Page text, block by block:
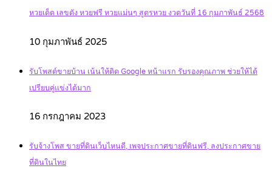
หวยเด็ด เลขดัง หวยฟรี หวยแม่นๆ สูตรหวย งวดวันที่ 16 กุมภาพันธ์ 2568
10 กุมภาพันธ์ 2025
รับโพสต์ขายบ้าน เน้นให้ติด Google หน้าแรก รับรองคุณภาพ ช่วยให้ได้
เปรียบคู่แข่งได้มาก
16 กรกฎาคม 2023
รับจ้างโพส ขายที่ดินเว็บไหนดี, เพจประกาศขายที่ดินฟรี, ลงประกาศขาย
ที่ดินในไทย